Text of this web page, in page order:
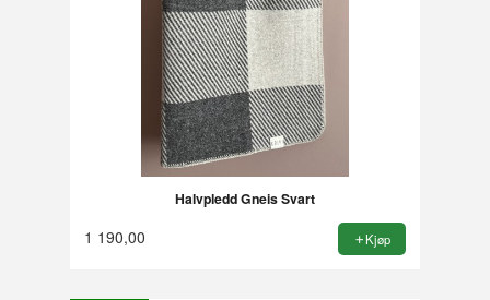
Halvpledd Gneis Svart
1 190,00 Kjøp